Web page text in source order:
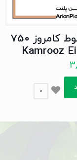
کنسرو ترشی مخلوط کامروز 750
0